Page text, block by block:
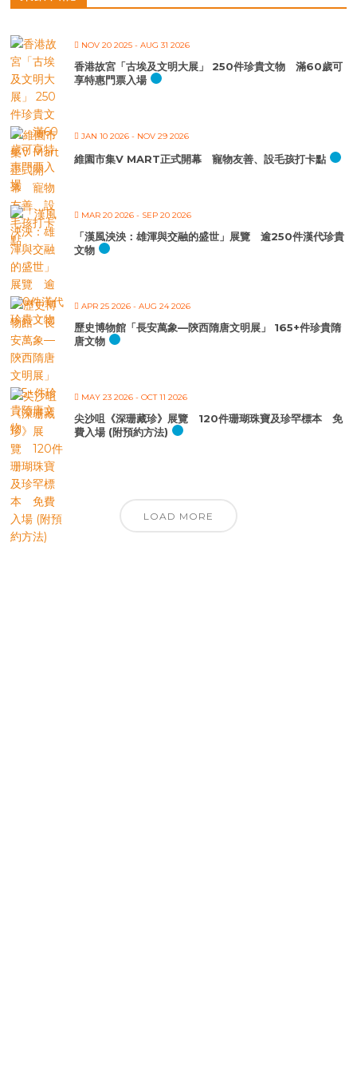
NOV 20 2025 - AUG 31 2026
香港故宮「古埃及文明大展」 250件珍貴文物 滿60歲可
享特惠門票入場
JAN 10 2026 - NOV 29 2026
維園市集V MART正式開幕 寵物友善、設毛孩打卡點
MAR 20 2026 - SEP 20 2026
「漢風泱泱：雄渾與交融的盛世」展覽 逾250件漢代珍貴
文物
APR 25 2026 - AUG 24 2026
歷史博物館「長安萬象—陝西隋唐文明展」 165+件珍貴隋
唐文物
MAY 23 2026 - OCT 11 2026
尖沙咀《深珊藏珍》展覽 120件珊瑚珠寶及珍罕標本 免
費入場 (附預約方法)
LOAD MORE